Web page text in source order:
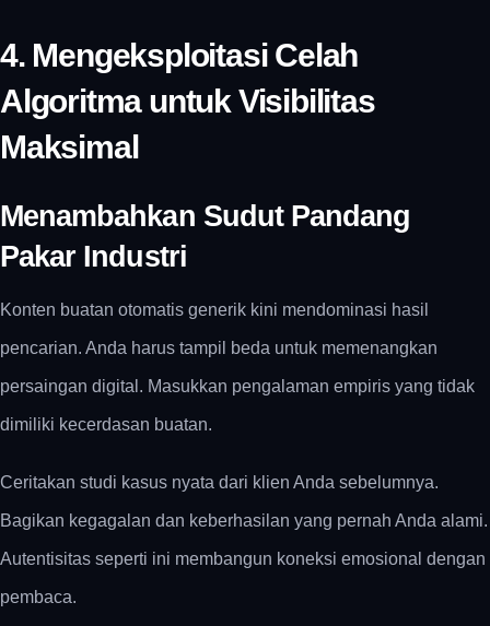
4. Mengeksploitasi Celah
Algoritma untuk Visibilitas
Maksimal
Menambahkan Sudut Pandang
Pakar Industri
Konten buatan otomatis generik kini mendominasi hasil
pencarian. Anda harus tampil beda untuk memenangkan
persaingan digital. Masukkan pengalaman empiris yang tidak
dimiliki kecerdasan buatan.
Ceritakan studi kasus nyata dari klien Anda sebelumnya.
Bagikan kegagalan dan keberhasilan yang pernah Anda alami.
Autentisitas seperti ini membangun koneksi emosional dengan
pembaca.